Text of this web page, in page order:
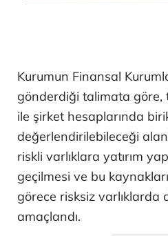
Kurumun Finansal
gönderdiği talimata göre,
ile şirket hesaplarında
değerlendirilebileceği
riskli varlıklara yatırım
geçilmesi ve bu
görece risksiz varlıklarda
amaçlandı.